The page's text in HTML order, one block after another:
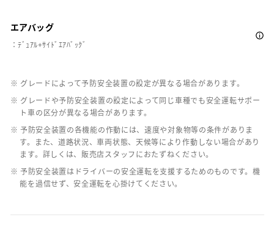
エアバッグ
：ﾃﾞｭｱﾙ+ｻｲﾄﾞｴｱﾊﾞｯｸﾞ
※ グレードによって予防安全装置の設定が異なる場合があります。
※ グレードや予防安全装置の設定によって同じ車種でも安全運転サポー
ト車の区分が異なる場合があります。
※ 予防安全装置の各機能の作動には、速度や対象物等の条件がありま
す。また、道路状況、車両状態、天候等により作動しない場合があり
ます。詳しくは、販売店スタッフにおたずねください。
※ 予防安全装置はドライバーの安全運転を支援するためのものです。機
能を過信せず、安全運転を心掛けてください。